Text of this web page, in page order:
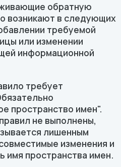
обратную
возникают в следующих
требуемой
или изменении
информационной
требует
пространство имен".
не выполнены,
лишенным
изменения и
имя пространства имен.